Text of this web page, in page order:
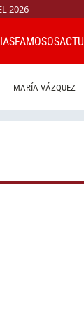
2026
FAMOSOS
MARÍA VÁZQUEZ